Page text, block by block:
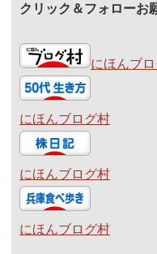
クリック＆フォローお
にほんブ
にほんブログ村
にほんブログ村
にほんブログ村